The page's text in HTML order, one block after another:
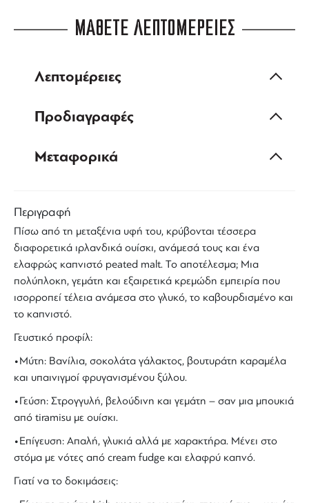
ΜΑΘΕΤΕ ΛΕΠΤΟΜΕΡΕΙΕΣ
Λεπτομέρειες
Προδιαγραφές
Μεταφορικά
Περιγραφή
Πίσω από τη μεταξένια υφή του, κρύβονται τέσσερα
διαφορετικά ιρλανδικά ουίσκι, ανάμεσά τους και ένα
ελαφρώς καπνιστό peated malt. Το αποτέλεσμα; Μια
πολύπλοκη, γεμάτη και εξαιρετικά κρεμώδη εμπειρία που
ισορροπεί τέλεια ανάμεσα στο γλυκό, το καβουρδισμένο και
το καπνιστό.
Γευστικό προφίλ:
•Μύτη: Βανίλια, σοκολάτα γάλακτος, βουτυράτη καραμέλα
και υπαινιγμοί φρυγανισμένου ξύλου.
•Γεύση: Στρογγυλή, βελούδινη και γεμάτη – σαν μια μπουκιά
από tiramisu με ουίσκι.
•Επίγευση: Απαλή, γλυκιά αλλά με χαρακτήρα. Μένει στο
στόμα με νότες από cream fudge και ελαφρύ καπνό.
Γιατί να το δοκιμάσεις: